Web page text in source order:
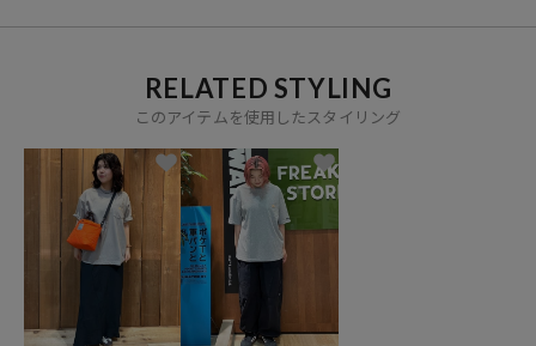
【HIGHCOOL COTTON】
水速乾、紫外線遮蔽率95％、遮蔽率45%の遮熱を実現した快適素材。
おすすめコーディネート
デニムやチノ、カーゴパンツで定番のアメカジスタイルから、ワイド
スラックスやカーブパンツと合わせたストリートスタイルまで幅広い
1枚での着用はもちろんの事、シャツやアウターのインナー使いにも
RELATED STYLING
このアイテムを使用したスタイリング